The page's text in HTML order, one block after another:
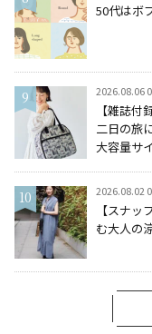
50代はボ
2026.08.06
【雑誌
二日の旅
大容量サ
2026.08.02
【スナ
む大人の